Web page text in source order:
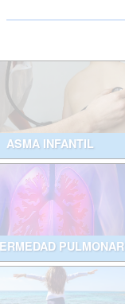
ASMA INFANTIL
PULMONAR